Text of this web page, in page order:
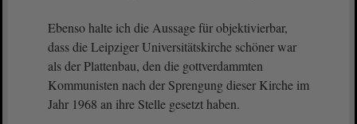
Ebenso halte ich die Aussage für objektivierbar,
dass die Leipziger Universitätskirche schöner war
als der Plattenbau, den die gottverdammten
Kommunisten nach der Sprengung dieser Kirche im
Jahr 1968 an ihre Stelle gesetzt haben.